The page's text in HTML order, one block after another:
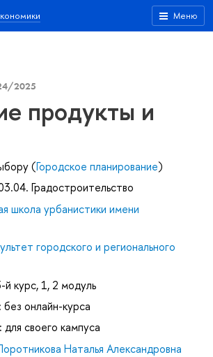
Меню
2025
продукты и
(Городское планирование)
Градостроительство
школа урбанистики имени
городского и регионального
й курс, 1, 2 модуль
без онлайн-курса
для своего кампуса
Наталья Александровна